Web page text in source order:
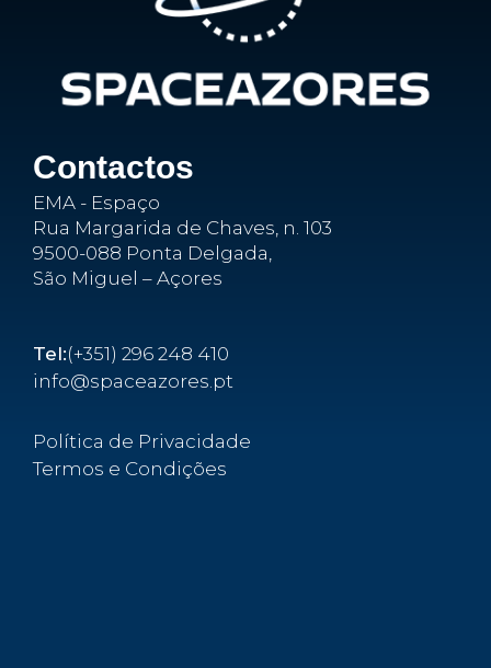
Contactos
EMA - Espaço
Rua Margarida de Chaves, n. 103
9500-088 Ponta Delgada,
São Miguel – Açores
Tel:(+351) 296 248 410
info@spaceazores.pt
Política de Privacidade
Termos e Condições